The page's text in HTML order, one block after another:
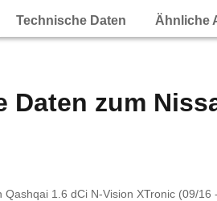
Technische Daten Ähnliche
Daten zum
Qashqai 1.6 dCi N-Vision XTronic (09/16